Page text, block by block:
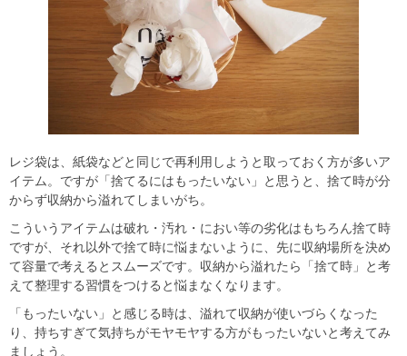
レジ袋は、紙袋などと同じで再利用しようと取っておく方が多いア
イテム。ですが「捨てるにはもったいない」と思うと、捨て時が分
からず収納から溢れてしまいがち。
こういうアイテムは破れ・汚れ・におい等の劣化はもちろん捨て時
ですが、それ以外で捨て時に悩まないように、 先に収納場所を決め
て容量で考えるとスムーズです。収納から溢れたら「捨て時」と考
えて整理する習慣をつけると悩まなくなります。
「もったいない」と感じる時は、溢れて収納が使いづらくなった
り、持ちすぎて気持ちがモヤモヤする方がもったいないと考えてみ
ましょう。